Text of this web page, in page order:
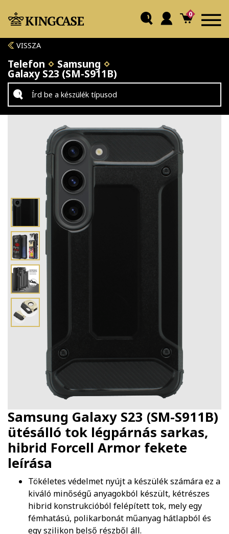
0
VISSZA
Telefon Samsung
Galaxy S23 (SM-S911B)
Samsung Galaxy S23 (SM-S911B)
ütésálló tok légpárnás sarkas,
hibrid Forcell Armor fekete
leírása
Tökéletes védelmet nyújt a készülék számára ez a
kiváló minőségű anyagokból készült, kétrészes
hibrid konstrukcióból felépített tok, mely egy
fémhatású, polikarbonát műanyag hátlapból és
egy szilikon belső részből áll.